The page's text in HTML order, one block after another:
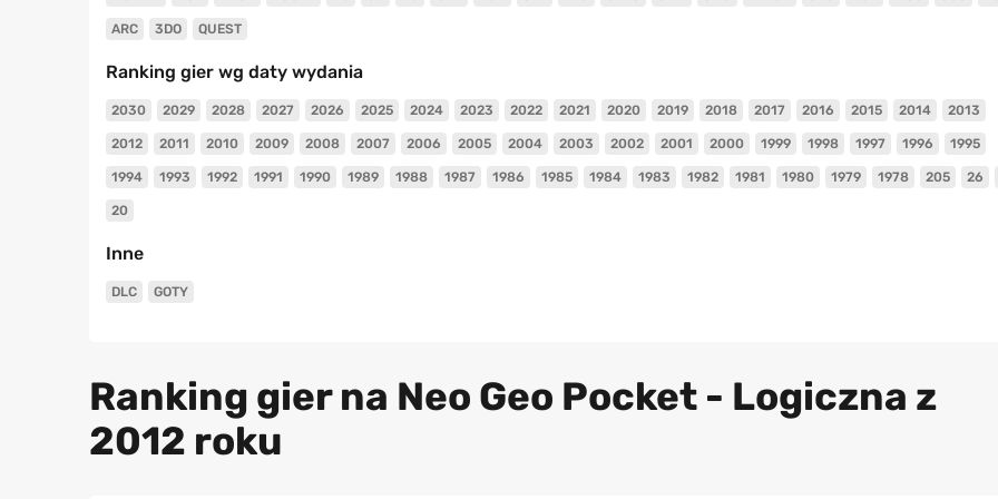
ARC 3DO QUEST
Ranking gier wg daty wydania
2030 2029 2028 2027 2026 2025 2024 2023 2022 2021 2020 2019 2018 2017 2016 2015 2014 2013
2012 2011 2010 2009 2008 2007 2006 2005 2004 2003 2002 2001 2000 1999 1998 1997 1996 1995
1994 1993 1992 1991 1990 1989 1988 1987 1986 1985 1984 1983 1982 1981 1980 1979 1978 205 26
20
Inne
DLC GOTY
Ranking gier na Neo Geo Pocket - Logiczna z
2012 roku